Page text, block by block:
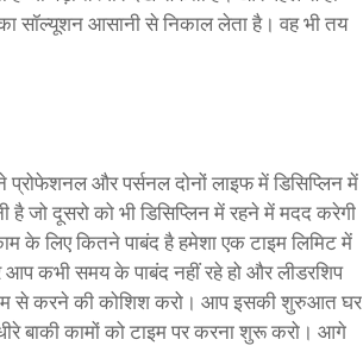
सॉल्यूशन आसानी से निकाल लेता है। वह भी तय
और पर्सनल दोनों लाइफ में डिसिप्लिन में
जो दूसरो को भी डिसिप्लिन में रहने में मदद करेगी
के लिए कितने पाबंद है हमेशा एक टाइम लिमिट में
आप कभी समय के पाबंद नहीं रहे हो और लीडरशिप
से करने की कोशिश करो। आप इसकी शुरुआत घर
बाकी कामों को टाइम पर करना शुरू करो। आगे